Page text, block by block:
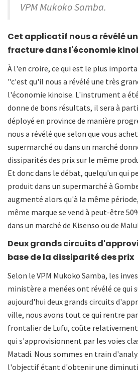
VPM Mukoko Samba.
Cet applicatif nous a révélé
fracture dans l'économie
À l'en croire, ce qui est le plus
"c'est qu'il nous a révélé une très
l'économie kinoise. L'instrument a
donne de bons résultats, il sera à
déployé en province de manière
nous a révélé que selon que vous
supermarché ou dans un marché
dissiparités des prix sur le même
Et donc dans le débat, quelqu'un qui
produit dans un supermarché à
augmenté alors qu'à la même
même marque se vend à peut-être
dans un marché de Kisenso ou de
Deux grands circuits
base de la dissiparité des prix
Selon le VPM Mukoko Samba, les
ministère a menées ont révélé ce qui
aujourd'hui deux grands circuits
ville, nous avons tout ce qui rentre
frontalier de Lufu, coûte
qui s'approvisionnent par les voies
Matadi. Nous sommes en train
l'objectif étant d'obtenir une